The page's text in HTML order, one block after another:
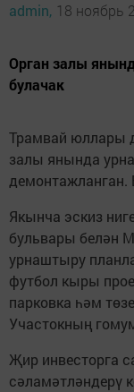
admin, 18 ноябрь
Орган залы
булачак
Трамвай юллары
залы янында
демонтажланган.
Якынча эскиз
бульвары белән
урнаштыру
футбол кыры
парковка һәм
Участокның
Җир инвесторга
сәламәтләндерү